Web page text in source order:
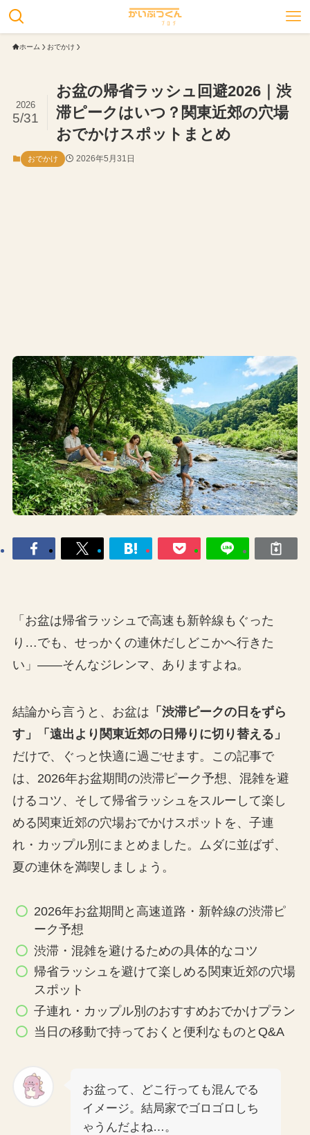
ホーム おでかけ
お盆の帰省ラッシュ回避2026｜渋
滞ピークはいつ？関東近郊の穴場
おでかけスポットまとめ
2026
5/31
おでかけ 2026年5月31日
「お盆は帰省ラッシュで高速も新幹線もぐった
り…でも、せっかくの連休だしどこかへ行きた
い」——そんなジレンマ、ありますよね。
結論から言うと、お盆は 「渋滞ピークの日をずら
す」「遠出より関東近郊の日帰りに切り替える」
だけで、ぐっと快適に過ごせます。この記事で
は、2026年お盆期間の渋滞ピーク予想、混雑を避
けるコツ、そして帰省ラッシュをスルーして楽し
める関東近郊の穴場おでかけスポットを、子連
れ・カップル別にまとめました。ムダに並ばず、
夏の連休を満喫しましょう。
2026年お盆期間と高速道路・新幹線の渋滞ピ
ーク予想
渋滞・混雑を避けるための具体的なコツ
帰省ラッシュを避けて楽しめる関東近郊の穴場
スポット
子連れ・カップル別のおすすめおでかけプラン
当日の移動で持っておくと便利なものとQ&A
お盆って、どこ行っても混んでる
イメージ。結局家でゴロゴロしち
ゃうんだよね…。